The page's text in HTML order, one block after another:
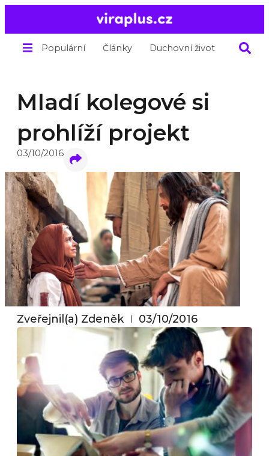
Populární Články Duchovní život O nás
Mladí kolegové si
prohlíží projekt
03/10/2016
Zveřejnil(a) Zdeněk 03/10/2016